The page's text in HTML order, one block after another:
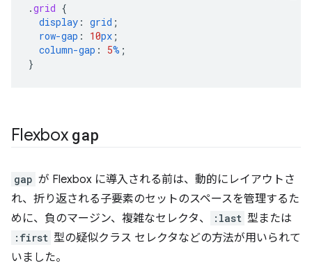
.grid {
display : grid ;
row-gap : 10px ;
column-gap : 5% ;
}
Flexbox gap
gap が Flexbox に導入される前は、動的にレイアウトさ
れ、折り返される子要素のセットのスペースを管理するた
めに、負のマージン、複雑なセレクタ、
:last 型または
:first 型の疑似クラス セレクタなどの方法が用いられて
いました。